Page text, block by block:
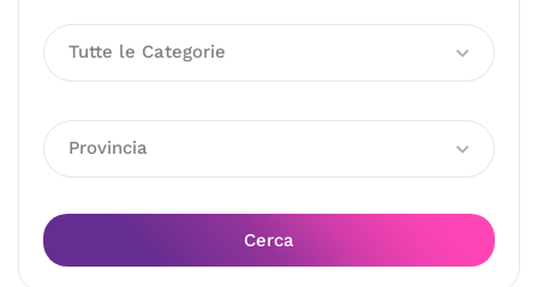
Tutte le Categorie
Provincia
Cerca